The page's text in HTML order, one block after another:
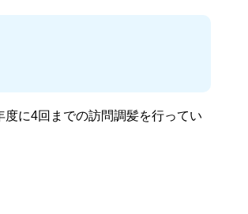
に4回までの訪問調髪を行ってい